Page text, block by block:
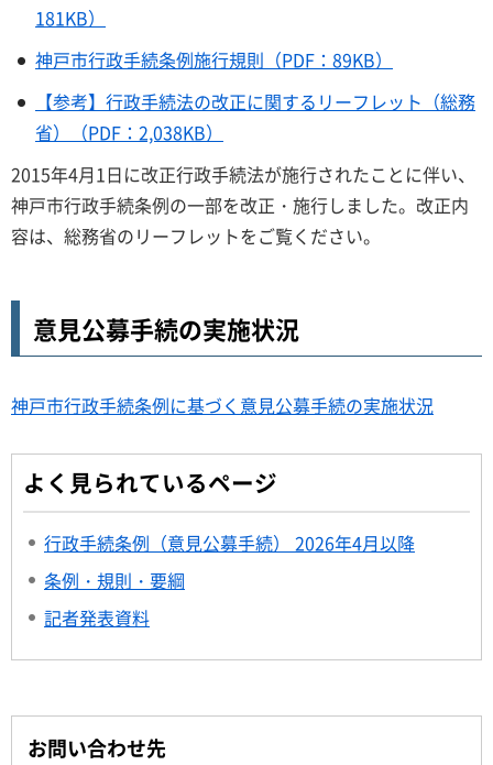
181KB）
神戸市行政手続条例施行規則（PDF：89KB）
【参考】行政手続法の改正に関するリーフレット（総務
省）（PDF：2,038KB）
2015年4月1日に改正行政手続法が施行されたことに伴い、
神戸市行政手続条例の一部を改正・施行しました。改正内
容は、総務省のリーフレットをご覧ください。
意見公募手続の実施状況
神戸市行政手続条例に基づく意見公募手続の実施状況
よく見られているページ
行政手続条例（意見公募手続） 2026年4月以降
条例・規則・要綱
記者発表資料
お問い合わせ先